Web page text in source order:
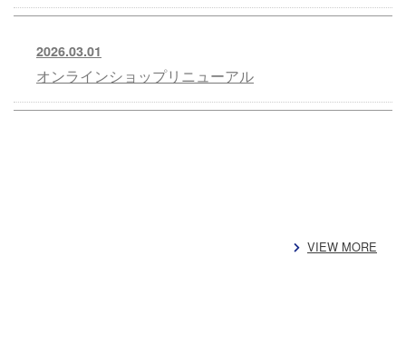
2026.03.01
オンラインショップリニューアル
VIEW MORE